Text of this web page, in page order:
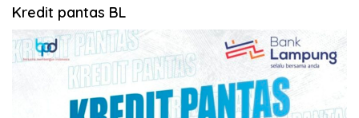
Kredit pantas BL